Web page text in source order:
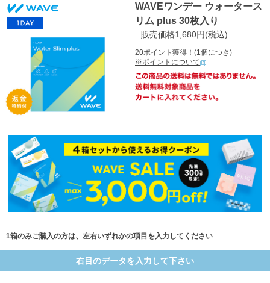
WAVEワンデー ウォータース
リム plus 30枚入り
販売価格1,680円(税込)
20ポイント獲得！(1個につき)
※ポイントについて
1箱のみご購入の方は、左右いずれかの項目を入力してください
右目のデータを入力して下さい